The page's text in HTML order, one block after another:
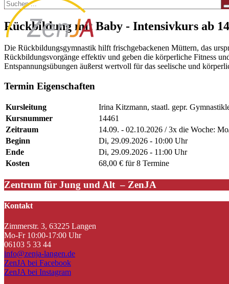
Rückbildung mit Baby - Intensivkurs ab
Die Rückbildungsgymnastik hilft frischgebackenen Müttern, das
Rückbildungsvorgänge effektiv und geben die körperliche Fitness
Entspannungsübungen äußerst wertvoll für das seelische und
Termin Eigenschaften
Kursleitung
Irina Kitzmann, staatl. gepr.
Kursnummer
14461
Zeitraum
14.09. - 02.10.2026 / 3x die Woche:
Beginn
Di, 29.09.2026 - 10:00 Uhr
Ende
Di, 29.09.2026 - 11:00 Uhr
Kosten
68,00 € für 8 Termine
Zentrum für Jung und Alt – ZenJA
Kontakt
Zimmerstr. 3, 63225 Langen
Mo-Fr 10:00-17:00 Uhr
06103 5 33 44
info@zenja-langen.de
ZenJA bei Facebook
ZenJA bei Instagram